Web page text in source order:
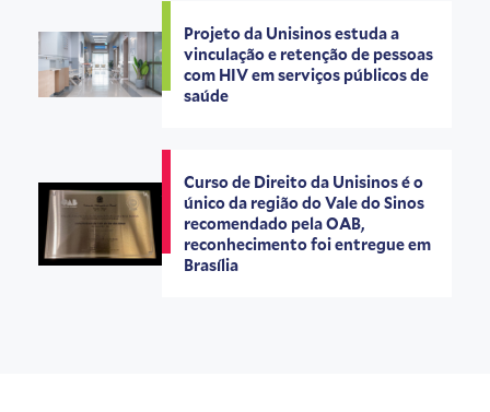
Projeto da Unisinos estuda a
vinculação e retenção de pessoas
com HIV em serviços públicos de
saúde
Curso de Direito da Unisinos é o
único da região do Vale do Sinos
recomendado pela OAB,
reconhecimento foi entregue em
Brasília